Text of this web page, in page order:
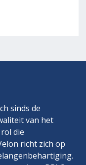
sinds de
van het
die
richt zich op